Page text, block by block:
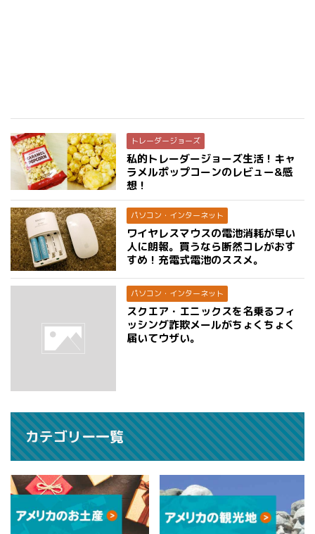
トレーダージョーズ
私的トレーダージョーズ生活！キャ
ラメルポップコーンのレビュー&感
想！
パソコン・インターネット
ワイヤレスマウスの電池消耗が早い
人に朗報。買うなら断然コレがおす
すめ！充電式電池のススメ。
パソコン・インターネット
スクエア・エニックスを名乗るフィ
ッシング詐欺メールがちょくちょく
届いてウザい。
カテゴリー一覧